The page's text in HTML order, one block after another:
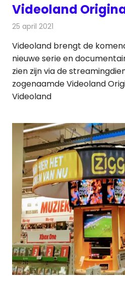
Videoland
25 april 2021
Videoland brengt de
nieuwe serie en
zien zijn via de
zogenaamde Videoland
Videoland